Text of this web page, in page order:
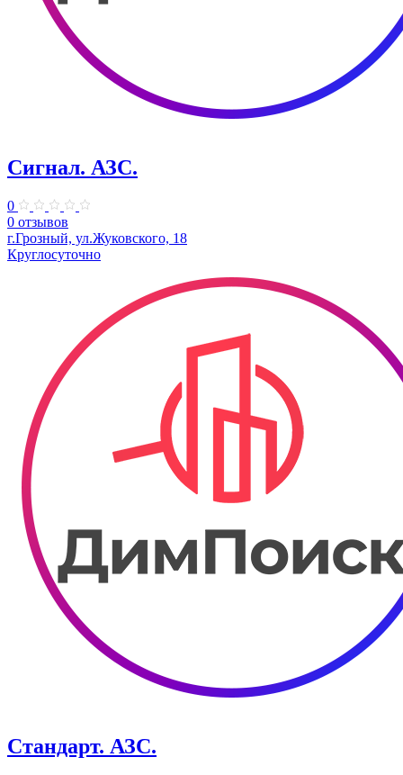
Сигнал. АЗС.
0
0 отзывов
г.Грозный, ул.Жуковского, 18
Круглосуточно
Стандарт. АЗС.